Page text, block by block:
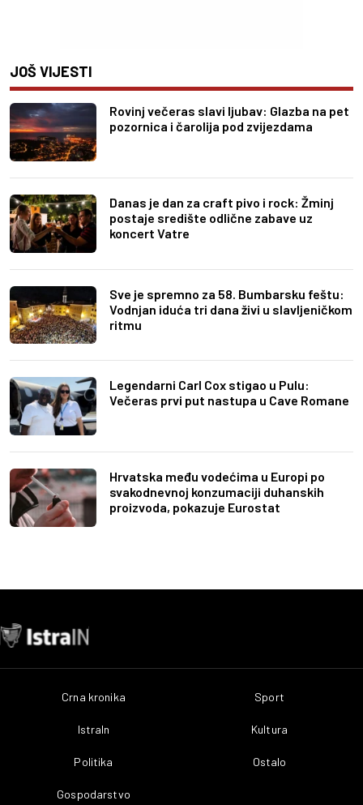
JOŠ VIJESTI
Rovinj večeras slavi ljubav: Glazba na pet
pozornica i čarolija pod zvijezdama
Danas je dan za craft pivo i rock: Žminj
postaje središte odlične zabave uz
koncert Vatre
Sve je spremno za 58. Bumbarsku feštu:
Vodnjan iduća tri dana živi u slavljeničkom
ritmu
Legendarni Carl Cox stigao u Pulu:
Večeras prvi put nastupa u Cave Romane
Hrvatska među vodećima u Europi po
svakodnevnoj konzumaciji duhanskih
proizvoda, pokazuje Eurostat
Crna kronika
IstraIn
Politika
Gospodarstvo
Sport
Kultura
Ostalo